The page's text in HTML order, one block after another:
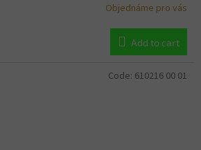
Objednáme pro vás
Add to cart
Code: 610216 00 01